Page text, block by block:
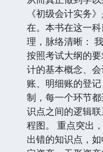
《初级会计实务
在。本书在这一
理，脉络清晰：
按照考试大纲的
计的基本概念、
账、明细账的登
制，每一个环节
识点之间的逻辑
程图。 重点突出
出错的知识点，